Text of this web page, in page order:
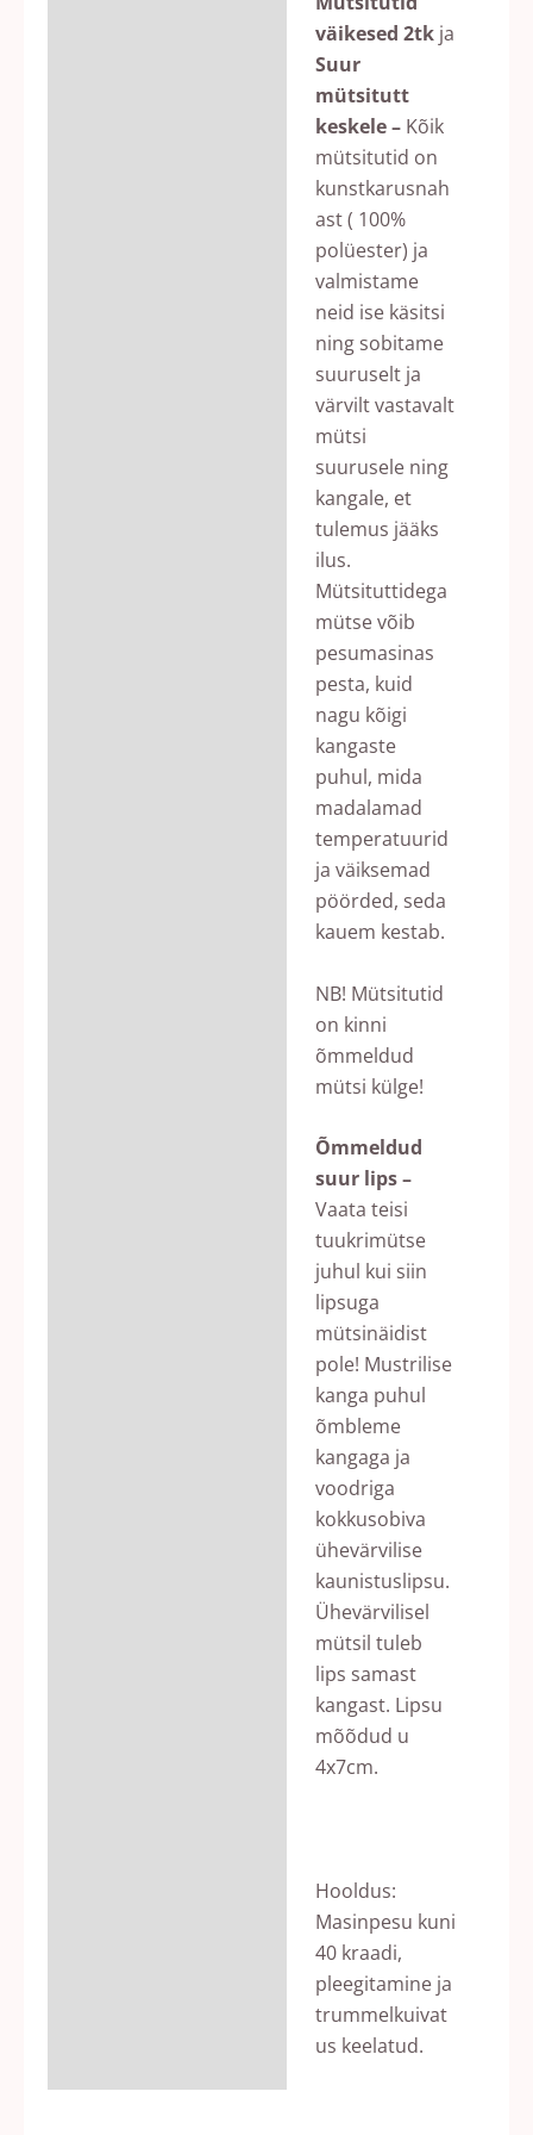
väikesed 2tk ja
Suur
mütsitutt
keskele – Kõik
mütsitutid on
kunstkarusnah
ast ( 100%
polüester) ja
valmistame
neid ise käsitsi
ning sobitame
suuruselt ja
värvilt vastavalt
mütsi
suurusele ning
kangale, et
tulemus jääks
ilus.
Mütsituttidega
mütse võib
pesumasinas
pesta, kuid
nagu kõigi
kangaste
puhul, mida
madalamad
temperatuurid
ja väiksemad
pöörded, seda
kauem kestab.
NB! Mütsitutid
on kinni
õmmeldud
mütsi külge!
Õmmeldud
suur lips –
Vaata teisi
tuukrimütse
juhul kui siin
lipsuga
mütsinäidist
pole! Mustrilise
kanga puhul
õmbleme
kangaga ja
voodriga
kokkusobiva
ühevärvilise
kaunistuslipsu.
Ühevärvilisel
mütsil tuleb
lips samast
kangast. Lipsu
mõõdud u
4x7cm.
Hooldus:
Masinpesu kuni
40 kraadi,
pleegitamine ja
trummelkuivat
us keelatud.